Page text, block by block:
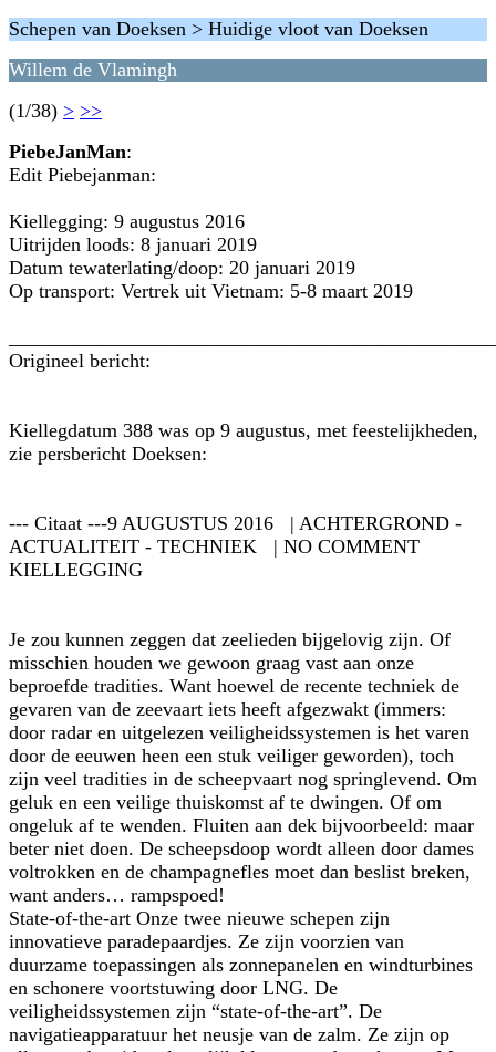
Schepen van Doeksen > Huidige vloot van Doeksen
Willem de Vlamingh
(1/38) > >>
PiebeJanMan:
Edit Piebejanman:
Kiellegging: 9 augustus 2016
Uitrijden loods: 8 januari 2019
Datum tewaterlating/doop: 20 januari 2019
Op transport: Vertrek uit Vietnam: 5-8 maart 2019
Origineel bericht:
Kiellegdatum 388 was op 9 augustus, met feestelijkheden,
zie persbericht Doeksen:
--- Citaat ---9 AUGUSTUS 2016 | ACHTERGROND -
ACTUALITEIT - TECHNIEK | NO COMMENT
KIELLEGGING
Je zou kunnen zeggen dat zeelieden bijgelovig zijn. Of
misschien houden we gewoon graag vast aan onze
beproefde tradities. Want hoewel de recente techniek de
gevaren van de zeevaart iets heeft afgezwakt (immers:
door radar en uitgelezen veiligheidssystemen is het varen
door de eeuwen heen een stuk veiliger geworden), toch
zijn veel tradities in de scheepvaart nog springlevend. Om
geluk en een veilige thuiskomst af te dwingen. Of om
ongeluk af te wenden. Fluiten aan dek bijvoorbeeld: maar
beter niet doen. De scheepsdoop wordt alleen door dames
voltrokken en de champagnefles moet dan beslist breken,
want anders… rampspoed!
State-of-the-art Onze twee nieuwe schepen zijn
innovatieve paradepaardjes. Ze zijn voorzien van
duurzame toepassingen als zonnepanelen en windturbines
en schonere voortstuwing door LNG. De
veiligheidssystemen zijn “state-of-the-art”. De
navigatieapparatuur het neusje van de zalm. Ze zijn op